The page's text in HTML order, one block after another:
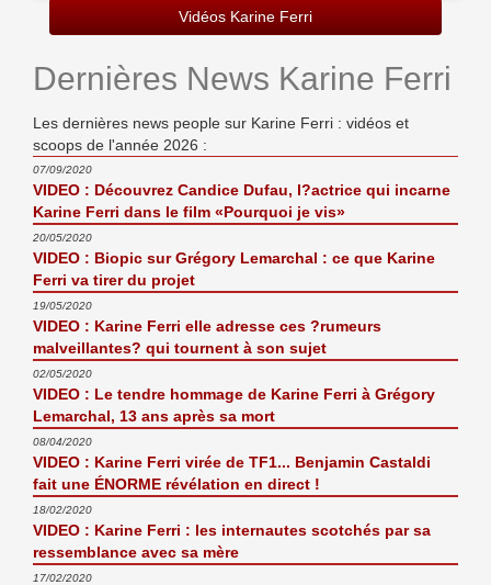
Vidéos Karine Ferri
Dernières News Karine Ferri
Les dernières news people sur Karine Ferri : vidéos et
scoops de l'année 2026 :
07/09/2020
VIDEO : Découvrez Candice Dufau, l?actrice qui incarne
Karine Ferri dans le film «Pourquoi je vis»
20/05/2020
VIDEO : Biopic sur Grégory Lemarchal : ce que Karine
Ferri va tirer du projet
19/05/2020
VIDEO : Karine Ferri elle adresse ces ?rumeurs
malveillantes? qui tournent à son sujet
02/05/2020
VIDEO : Le tendre hommage de Karine Ferri à Grégory
Lemarchal, 13 ans après sa mort
08/04/2020
VIDEO : Karine Ferri virée de TF1... Benjamin Castaldi
fait une ÉNORME révélation en direct !
18/02/2020
VIDEO : Karine Ferri : les internautes scotchés par sa
ressemblance avec sa mère
17/02/2020